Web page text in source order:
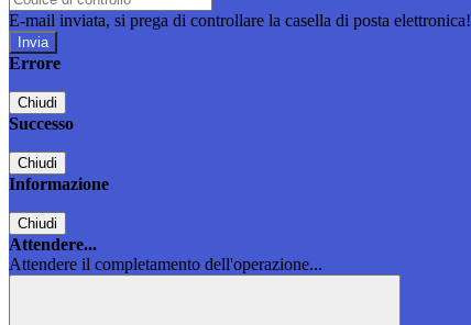
E-mail inviata, si prega di controllare la casella di posta elettronica!
Errore
Chiudi
Successo
Chiudi
Informazione
Chiudi
Attendere...
Attendere il completamento dell'operazione...